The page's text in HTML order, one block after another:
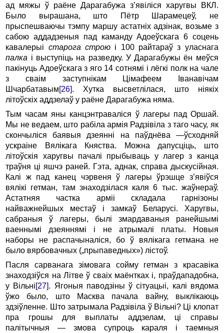
ад мяжы ў раёне Дарагабужа з’явіліся харугвы ВКЛ.
Было вырашана, што Пётр Шарамецеў, не
прыспешваючы тэмпу маршу астатніх адзінак, возьме з
сабою аддадзеныя пад каманду Адоеўскага 6 соцень
кавалерыі старога строю і 100 райтараў з уласнага
палка і выступіць на разведку. У Дарагабужы ён меўся
пакінуць Адоеўскага з яго 14 сотнямі і лёгкі полк на чале
з сваім заступнікам Цімафеем Іванавічам
Шчарбатавым[26]. Хутка высветлілася, што ніякіх
літоўскіх аддзелаў у раёне Дарагабужа няма.
Тым часам яны канцэнтраваліся ў лагеры пад Оршай.
Мы не ведаем, што рабіла армія Радзівіла з таго часу, як
скончыліся баявыя дзеянні на паўднёва —ўсходняй
ускраіне Вялікага Княства. Можна дапусціць, што
літоўскія харугвы пачалі прыбываць у лагер з канца
траўня ці яшчэ раней. Гэта, аднак, справа дыскусійная.
Калі ж пад канец чэрвеня ў лагеры ўрэшце з’явіўся
вялікі гетман, там знаходзілася каля 6 тыс. жаўнераў.
Астатняя частка арміі складала гарнізоны
найважнейшых местаў і замкаў Беларусі. Харугвы,
сабраныя ў лагеры, былі змардаваныя ранейшымі
ваеннымі дзеяннямі і не атрымалі платы. Новыя
наборы не распачыналіся, бо ў вялікага гетмана не
было вярбовачных („прыпаведных») лістоў.
Пасля сарванага зімовага сойму гетман з красавіка
знаходзіўся на Літве ў сваіх маёнтках і, праўдападобна,
у Вільні[27]. Ягоныя паводзіны ў сітуацыі, калі вядома
ўжо было, што Масква пачала вайну, выклікаюць
здзіўленне. Што затрымала Радзівіла ў Вільні? Ці клопат
пра грошы для выплаты аддзелам, ці справы
палітычныя — змова супроць караля і таемныя